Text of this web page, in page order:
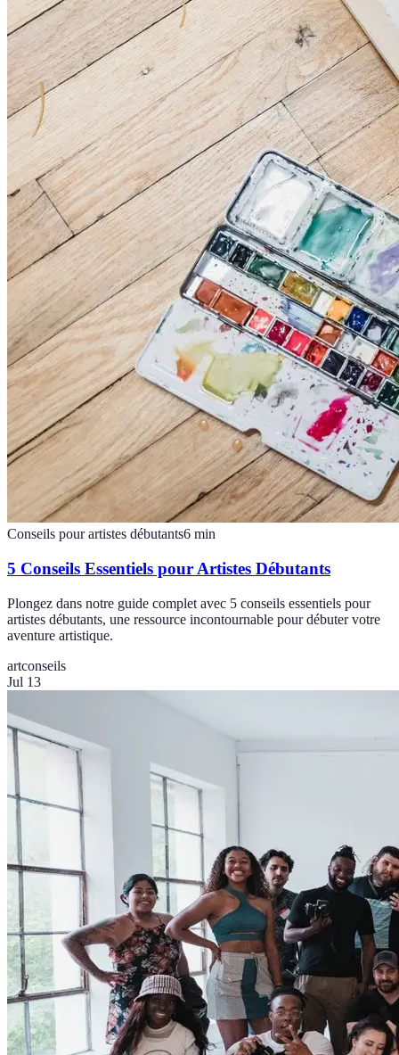
Conseils pour artistes débutants6 min
5 Conseils Essentiels pour Artistes Débutants
Plongez dans notre guide complet avec 5 conseils essentiels pour
artistes débutants, une ressource incontournable pour débuter votre
aventure artistique.
artconseils
Jul 13